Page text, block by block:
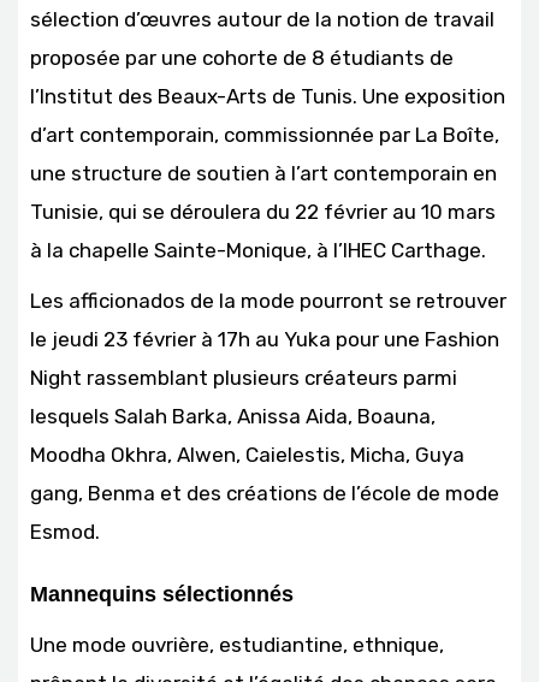
sélection d’œuvres autour de la notion de travail
proposée par une cohorte de 8 étudiants de
l’Institut des Beaux-Arts de Tunis. Une exposition
d’art contemporain, commissionnée par La Boîte,
une structure de soutien à l’art contemporain en
Tunisie, qui se déroulera du 22 février au 10 mars
à la chapelle Sainte-Monique, à l’IHEC Carthage.
Les afficionados de la mode pourront se retrouver
le jeudi 23 février à 17h au Yuka pour une Fashion
Night rassemblant plusieurs créateurs parmi
lesquels Salah Barka, Anissa Aida, Boauna,
Moodha Okhra, Alwen, Caielestis, Micha, Guya
gang, Benma et des créations de l’école de mode
Esmod.
Mannequins sélectionnés
Une mode ouvrière, estudiantine, ethnique,